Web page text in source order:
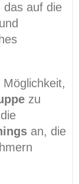
das auf die
zu
an, die